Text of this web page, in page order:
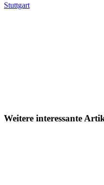
Stuttgart
Weitere interessante